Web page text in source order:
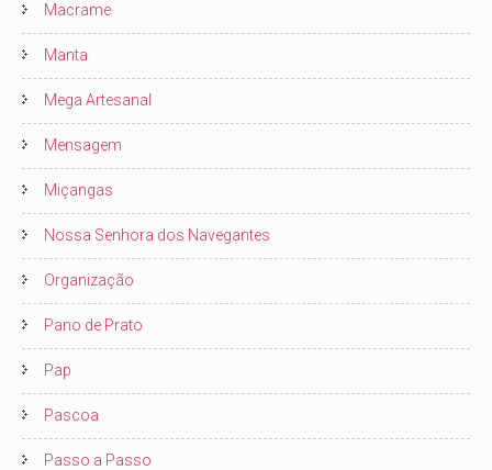
Macrame
Manta
Mega Artesanal
Mensagem
Miçangas
Nossa Senhora dos Navegantes
Organização
Pano de Prato
Pap
Pascoa
Passo a Passo